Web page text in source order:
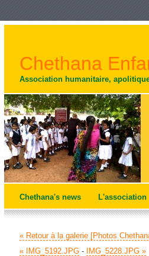
Chethana
Association humanitaire,
Chethana's news L'association
« Retour à la galerie [Photos
« IMG_5192.JPG - IMG_5228.JPG »